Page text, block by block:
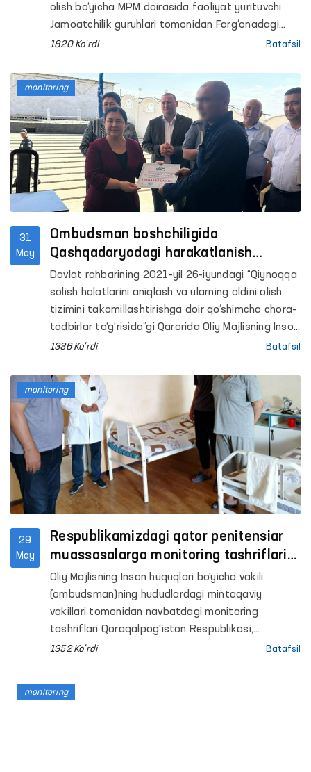
o‘rganildi
olish bo‘yicha MPM doirasida faoliyat yurituvchi
Jamoatchilik guruhlari tomonidan Farg‘onadagi
qator penitensiar muassasalarga monitoring
1820 Ko'rdi Batafsil
31
May
Ombudsman boshchiligida
Qashqadaryodagi harakatlanish
erkinligi cheklangan yopiq
muassasalardagi sharoitlar o‘rganildi
Davlat rahbarining 2021-yil 26-iyundagi “Qiynoqqa
solish holatlarini aniqlash va ularning oldini olish
tizimini takomillashtirishga doir qo‘shimcha chora-
tadbirlar to‘g‘risida”gi Qarorida Oliy Majlisning Inson
huquqlari bo‘yicha vakili (ombudsman)
vakillari bilan birgalikda harakatlanish erkinligi
cheklangan shaxslar saqlanadigan joylarga
monitoring tashriflari tizimini yo‘lga qo‘yish
belgilangan.
1336 Ko'rdi Batafsil
monitoring
29
May
Respublikamizdagi qator penitensiar
muassasalarga monitoring tashriflari
davom etmoqda
Oliy Majlisning Inson huquqlari bo‘yicha vakili
(ombudsman)ning hududlardagi mintaqaviy
vakillari tomonidan navbatdagi monitoring
tashriflari Qoraqalpog‘iston Respublikasi,
Samarqand, Sirdaryo, Xorazm va Buxoro
1352 Ko'rdi Batafsil
monitoring
monitoring